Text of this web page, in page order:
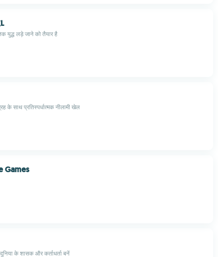
युद्ध लड़े जाने को तैयार है
के साथ प्रतिस्पर्धात्मक नीलामी खेल
Games
के शासक और कर्ताधर्ता बनें